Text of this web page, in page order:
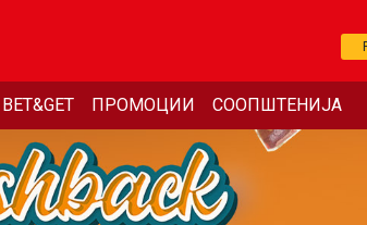
BET&GET ПРОМОЦИИ СООПШТЕНИЈА